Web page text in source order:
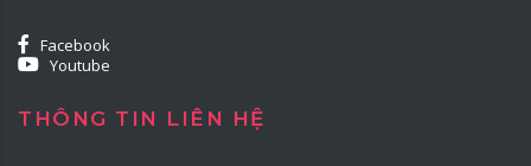
Facebook
Youtube
THÔNG TIN LIÊN HỆ